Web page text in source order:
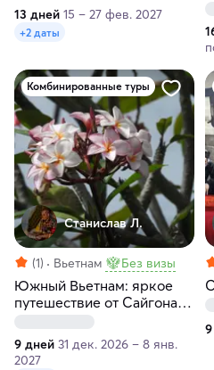
13 дней 15 – 27 фев. 2027
+2 даты
Комбинированные туры
Станислав Л.
(1) Вьетнам Без визы
Южный Вьетнам: яркое
путешествие от Сайгона
9 дней 31 дек. 2026 – 8 янв.
2027